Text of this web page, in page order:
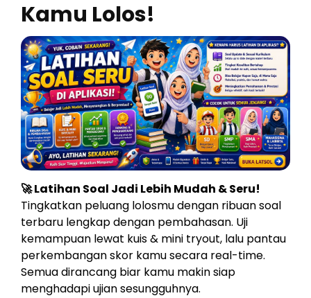
Kamu Lolos!
🚀 Latihan Soal Jadi Lebih Mudah & Seru!
Tingkatkan peluang lolosmu dengan ribuan soal
terbaru lengkap dengan pembahasan. Uji
kemampuan lewat kuis & mini tryout, lalu pantau
perkembangan skor kamu secara real-time.
Semua dirancang biar kamu makin siap
menghadapi ujian sesungguhnya.